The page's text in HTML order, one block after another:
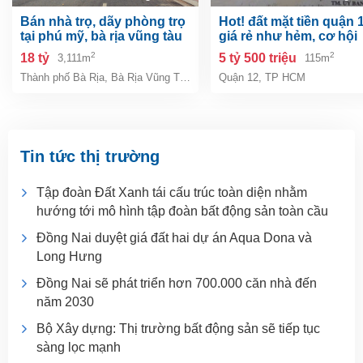
bán nhà trọ, dãy phòng trọ
tại phú mỹ, bà rịa vũng tàu
giá 18 tỷ
18 tỷ 3,111m2
Thành phố Bà Rịa, Bà Rịa Vũng Tàu
hot! đất mặt tiền quận 12 –
giá rẻ như hẻm, cơ hội
hiếm khó tìm!
5 tỷ 500 triệu 115m2
Quận 12, TP HCM
Tin tức thị trường
Tập đoàn Đất Xanh tái cấu trúc toàn diện nhằm
hướng tới mô hình tập đoàn bất động sản toàn cầu
Đồng Nai duyệt giá đất hai dự án Aqua Dona và
Long Hưng
Đồng Nai sẽ phát triển hơn 700.000 căn nhà đến
năm 2030
Bộ Xây dựng: Thị trường bất động sản sẽ tiếp tục
sàng lọc mạnh